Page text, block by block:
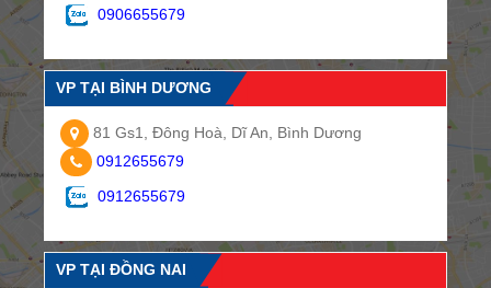
0906655679
VP TẠI BÌNH DƯƠNG
81 Gs1, Đông Hoà, Dĩ An, Bình Dương
0912655679
0912655679
VP TẠI ĐỒNG NAI